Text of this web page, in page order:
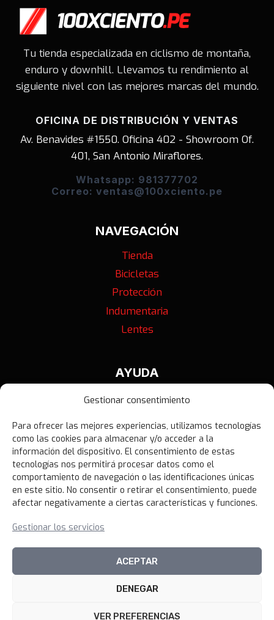
Gestionar consentimiento
Para ofrecer las mejores experiencias, utilizamos tecnologías
como las cookies para almacenar y/o acceder a la
información del dispositivo. El consentimiento de estas
tecnologías nos permitirá procesar datos como el
comportamiento de navegación o las identificaciones únicas
en este sitio. No consentir o retirar el consentimiento, puede
afectar negativamente a ciertas características y funciones.
Gestionar los servicios
ACEPTAR
DENEGAR
VER PREFERENCIAS
Tu tienda especializada en ciclismo de montaña,
enduro y downhill. Llevamos tu rendimiento al
siguiente nivel con las mejores marcas del mundo.
OFICINA DE DISTRIBUCIÓN Y VENTAS
Av. Benavides #1550. Oficina 402 - Showroom Of.
401, San Antonio Miraflores.
Whatsapp: 981377702
Correo: ventas@100xciento.pe
NAVEGACIÓN
Tienda
Bicicletas
Protección
Indumentaria
Lentes
AYUDA
Contáctanos
Política de Privacidad
Política de Devoluciones
Libro de Reclamaciones
© 2026 100xciento Perú